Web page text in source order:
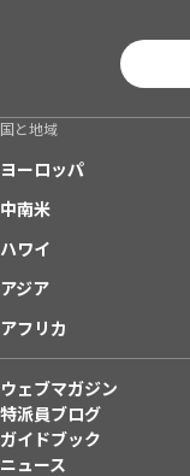
国と地域
ヨーロッパ
中南米
ハワイ
アジア
アフリカ
ウェブマガジン
特派員ブログ
ガイドブック
ニュース